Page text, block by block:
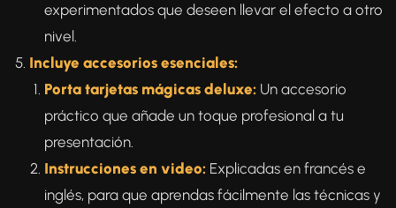
experimentados que deseen llevar el efecto a otro
nivel.
Incluye accesorios esenciales:
Porta tarjetas mágicas deluxe: Un accesorio
práctico que añade un toque profesional a tu
presentación.
Instrucciones en video: Explicadas en francés e
inglés, para que aprendas fácilmente las técnicas y